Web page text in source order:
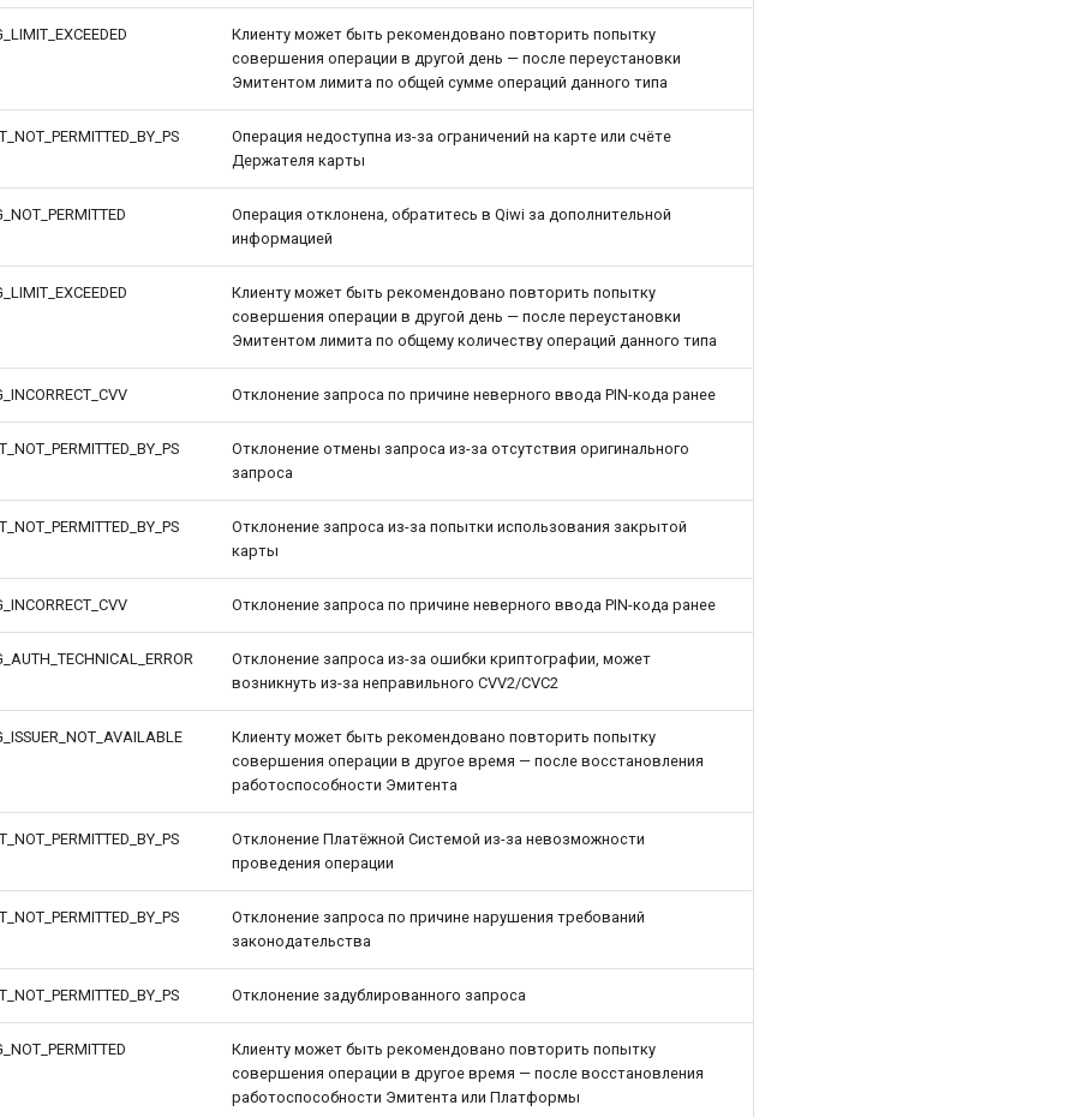
Клиенту может быть рекомендовано повторить попытку
совершения операции в другой день — после переустановки
Эмитентом лимита по общей сумме операций данного типа
Операция недоступна из-за ограничений на карте или счёте
Держателя карты
Операция отклонена, обратитесь в Qiwi за дополнительной
информацией
Клиенту может быть рекомендовано повторить попытку
совершения операции в другой день — после переустановки
Эмитентом лимита по общему количеству операций данного типа
Отклонение запроса по причине неверного ввода PIN-кода ранее
Отклонение отмены запроса из-за отсутствия оригинального
запроса
Отклонение запроса из-за попытки использования закрытой
карты
Отклонение запроса по причине неверного ввода PIN-кода ранее
Отклонение запроса из-за ошибки криптографии, может
возникнуть из-за неправильного CVV2/CVC2
Клиенту может быть рекомендовано повторить попытку
совершения операции в другое время — после восстановления
работоспособности Эмитента
Отклонение Платёжной Системой из-за невозможности
проведения операции
Отклонение запроса по причине нарушения требований
законодательства
Отклонение задублированного запроса
Клиенту может быть рекомендовано повторить попытку
совершения операции в другое время — после восстановления
работоспособности Эмитента или Платформы